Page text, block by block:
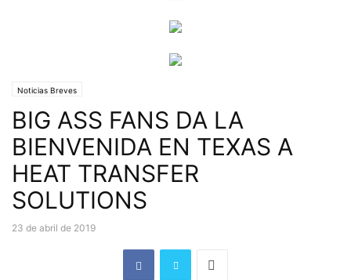
Noticias Breves
BIG ASS FANS DA LA
BIENVENIDA EN TEXAS A
HEAT TRANSFER
SOLUTIONS
23 de abril de 2019